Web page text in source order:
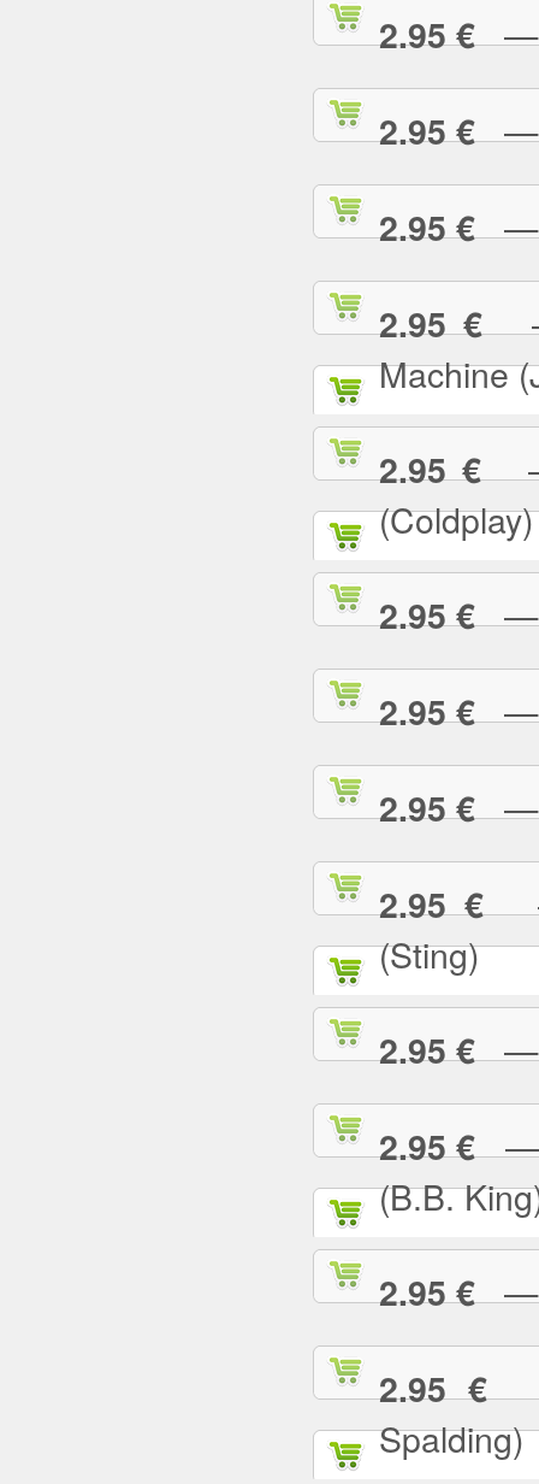
2.95 €—
2.95 €—
2.95 €—
2.95 €—
Machine
2.95 €—
(Coldplay)
2.95 €—
2.95 €—
2.95 €—
2.95 €—
(Sting)
2.95 €— I
2.95 €— I
(B.B.
2.95 €— I
2.95 €—
Spalding)